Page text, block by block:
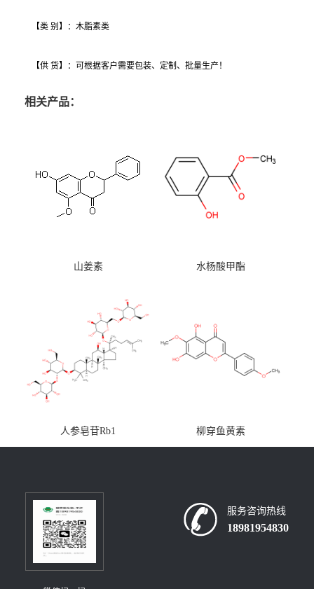
【类 别】：木脂素类
【供 货】：可根据客户需要包装、定制、批量生产！
相关产品：
山姜素 水杨酸甲酯
人参皂苷Rb1 柳穿鱼黄素
服务咨询热线
18981954830